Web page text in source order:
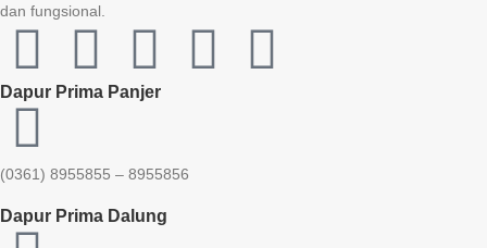
dan fungsional.
Dapur Prima Panjer
(0361) 8955855 – 8955856​
Dapur Prima Dalung